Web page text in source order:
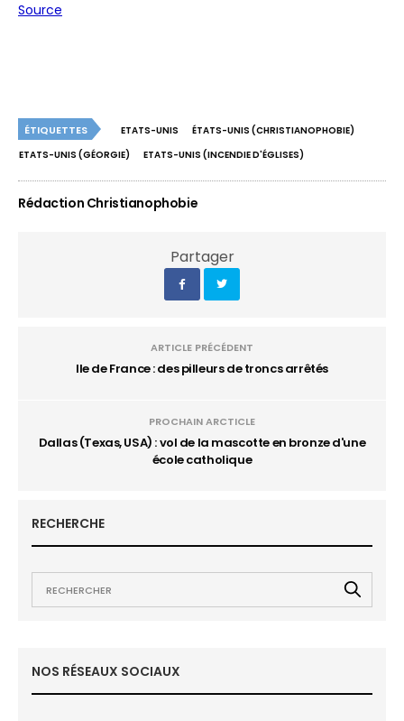
Source
ÉTIQUETTES ETATS-UNIS
ÉTATS-UNIS (CHRISTIANOPHOBIE)
ETATS-UNIS (GÉORGIE)
ETATS-UNIS (INCENDIE D'ÉGLISES)
Rédaction Christianophobie
Partager
ARTICLE PRÉCÉDENT
Ile de France : des pilleurs de troncs arrêtés
PROCHAIN ARCTICLE
Dallas (Texas, USA) : vol de la mascotte en bronze d'une
école catholique
RECHERCHE
NOS RÉSEAUX SOCIAUX